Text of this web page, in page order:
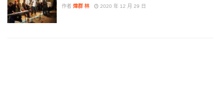
作者 煒群 林 2020 年 12 月 29 日